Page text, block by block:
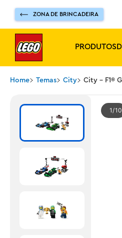
ZONA DE BRINCADEIRA
PRODUTOS
Home Temas City City - F1®
1 10